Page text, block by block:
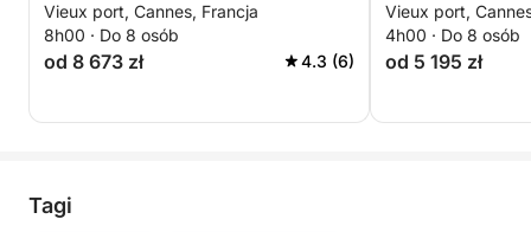
Théoule-sur-Mer
Vieux port, Cannes, Francja
8h00 · Do 8 osób
od 8 673 zł 4.3 (6)
Vieux port,
4h00 · Do 8 osób
od 5 195 zł
Tagi